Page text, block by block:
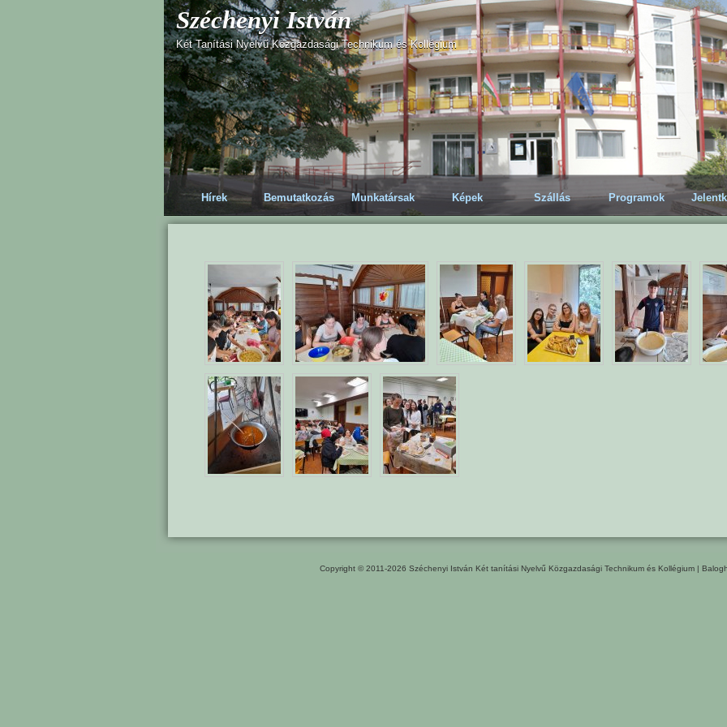
Széchenyi István
Két Tanítási Nyelvű Közgazdasági Technikum és Kollégium
Hírek Bemutatkozás Munkatársak Képek Szállás Programok
Copyright © 2011-2026 Széchenyi István Két tanítási Nyelvű Közgazdasági Technikum és Kollégium |